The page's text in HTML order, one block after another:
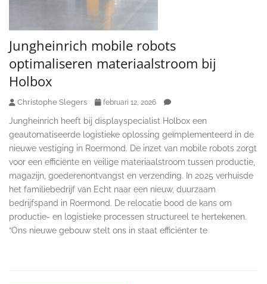
Jungheinrich mobile robots
optimaliseren materiaalstroom bij
Holbox
Christophe Slegers februari 12, 2026
Jungheinrich heeft bij displayspecialist Holbox een
geautomatiseerde logistieke oplossing geïmplementeerd in de
nieuwe vestiging in Roermond. De inzet van mobile robots zorgt
voor een efficiënte en veilige materiaalstroom tussen productie,
magazijn, goederenontvangst en verzending. In 2025 verhuisde
het familiebedrijf van Echt naar een nieuw, duurzaam
bedrijfspand in Roermond. De relocatie bood de kans om
productie- en logistieke processen structureel te hertekenen.
“Ons nieuwe gebouw stelt ons in staat efficiënter te